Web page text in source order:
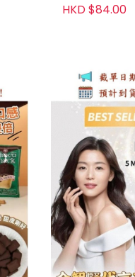
HKD $84.00